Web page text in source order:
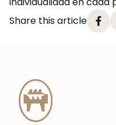
Share this article
¡SE